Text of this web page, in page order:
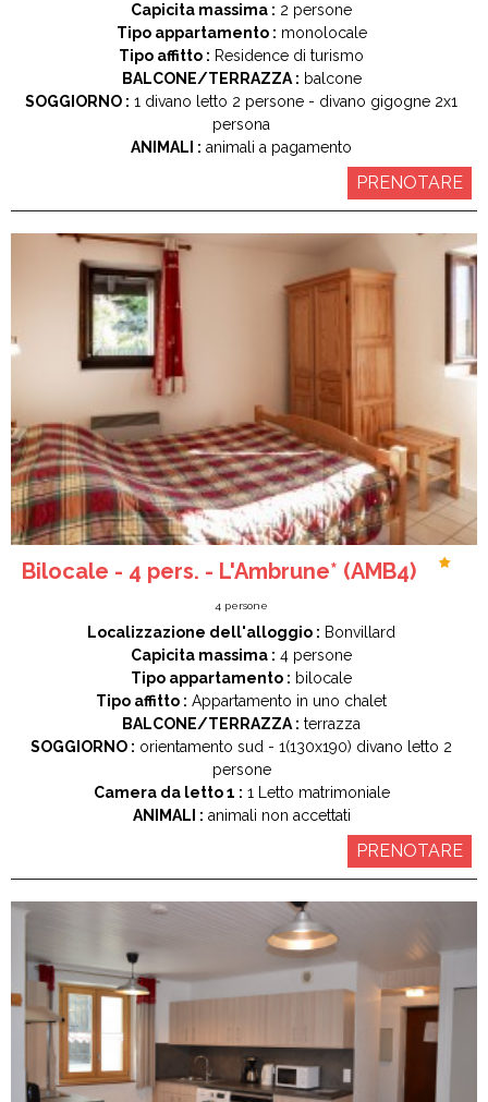
Capicita massima : 2 persone
Tipo appartamento : monolocale
Tipo affitto : Residence di turismo
BALCONE/TERRAZZA : balcone
SOGGIORNO : 1 divano letto 2 persone
divano gigogne 2x1
persona
ANIMALI : animali a pagamento
PRENOTARE
Bilocale - 4 pers. - L'Ambrune* (AMB4)
4 persone
Localizzazione dell'alloggio : Bonvillard
Capicita massima : 4 persone
Tipo appartamento : bilocale
Tipo affitto : Appartamento in uno chalet
BALCONE/TERRAZZA : terrazza
SOGGIORNO : orientamento sud 1(130x190) divano letto 2
persone
Camera da letto 1 : 1
Letto matrimoniale
ANIMALI : animali non accettati
PRENOTARE